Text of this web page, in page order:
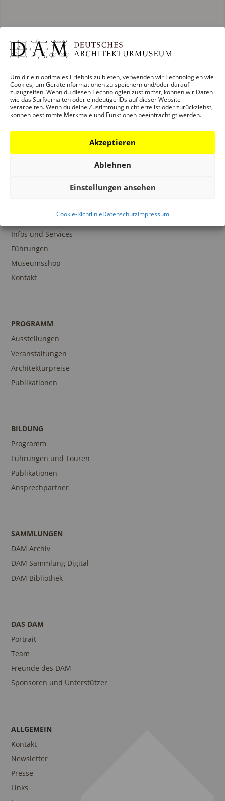
Um dir ein optimales Erlebnis zu bieten, verwenden wir Technologien wie
Cookies, um Geräteinformationen zu speichern und/oder darauf
zuzugreifen. Wenn du diesen Technologien zustimmst, können wir Daten
wie das Surfverhalten oder eindeutige IDs auf dieser Website
verarbeiten. Wenn du deine Zustimmung nicht erteilst oder zurückziehst,
können bestimmte Merkmale und Funktionen beeinträchtigt werden.
Akzeptieren
Ablehnen
Einstellungen ansehen
Cookie-RichtlinieDatenschutzImpressum
Infos und Services
Führungen
Museumsshop
Kontakt
PROGRAMM
Ausstellungen
Veranstaltungen
Architekturpreise
Publikationen
BILDUNG
Programm
Führungen und Touren
Publikationen
Ansprechpartner
SAMMLUNGEN
DAM Archiv
DAM Sammlung Digital
DAM Bibliothek
DAS DAM
Portrait
Team
Freunde des DAM
Sponsoren und Unterstützer
ALLGEMEIN
Kontakt
Newsletter
Presse
Links